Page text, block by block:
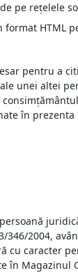
pe rețelele
HTML
pentru a
unei altei
în
2004,
cu caracter
Magazinul